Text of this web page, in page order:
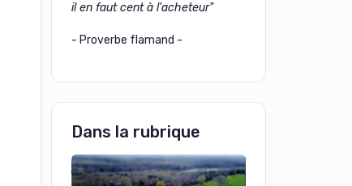
il en faut cent à l'acheteur"
- Proverbe flamand -
Dans la rubrique